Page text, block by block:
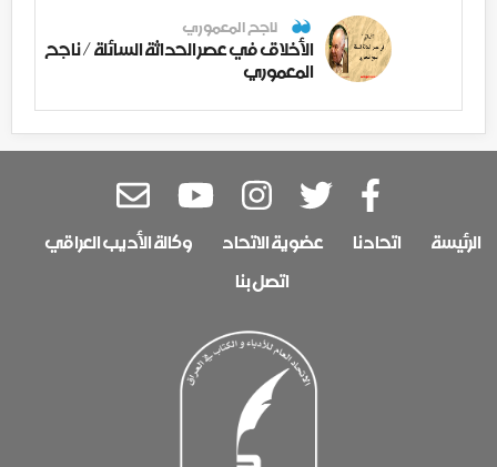
ناجح المعموري
الأخلاق في عصر الحداثة السائلة / ناجح
المعموري
الرئيسة اتحادنا عضوية الاتحاد
وكالة الأديب العراقي
اتصل بنا